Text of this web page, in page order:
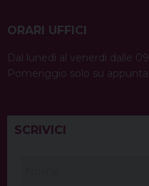
ORARI UFFICI
Dal lunedì al venerdì dalle
Pomeriggio solo su
SCRIVICI